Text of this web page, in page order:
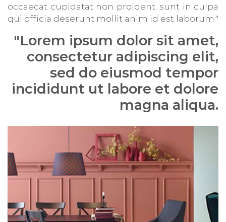
occaecat cupidatat non proident, sunt in culpa
qui officia deserunt mollit anim id est laborum."
"Lorem ipsum dolor sit amet,
consectetur adipiscing elit,
sed do eiusmod tempor
incididunt ut labore et dolore
magna aliqua.